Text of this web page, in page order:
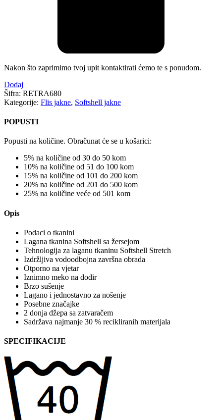
Nakon što zaprimimo tvoj upit kontaktirati ćemo te s ponudom.
Dodaj
Šifra: RETRA680
Kategorije: Flis jakne, Softshell jakne
POPUSTI
Popusti na količine. Obračunat će se u košarici:
5% na količine od 30 do 50 kom
10% na količine od 51 do 100 kom
15% na količine od 101 do 200 kom
20% na količine od 201 do 500 kom
25% na količine veće od 501 kom
Opis
Podaci o tkanini
Lagana tkanina Softshell sa žersejom
Tehnologija za laganu tkaninu Softshell Stretch
Izdržljiva vodoodbojna završna obrada
Otporno na vjetar
Iznimno meko na dodir
Brzo sušenje
Lagano i jednostavno za nošenje
Posebne značajke
2 donja džepa sa zatvaračem
Sadržava najmanje 30 % recikliranih materijala
SPECIFIKACIJE